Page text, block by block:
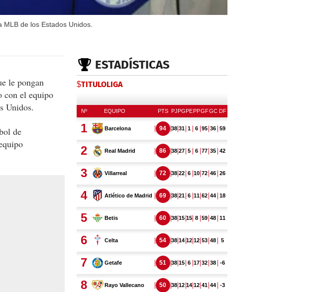
de los Estados Unidos.
le pongan
con el equipo
Unidos.
de
ESTADÍSTICAS
$TITULOLIGA